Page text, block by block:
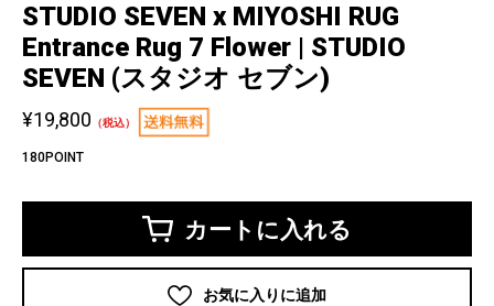
STUDIO SEVEN x MIYOSHI RUG
Entrance Rug 7 Flower | STUDIO
SEVEN (スタジオ セブン)
¥19,800 （税込）
180POINT
カートに入れる
お気に入りに追加